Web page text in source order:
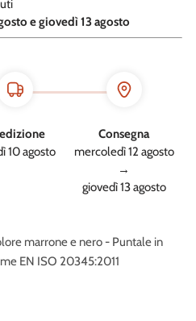
e giovedì 13 agosto
10 agosto
Consegna
mercoledì 12 agosto
→
giovedì 13 agosto
marrone e nero - Puntale in
EN ISO 20345:2011